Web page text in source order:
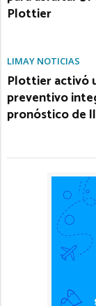
Plottier
LIMAY NOTICIAS
Plottier activó
preventivo
pronóstico de